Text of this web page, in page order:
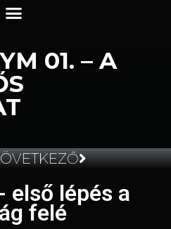
01. – A
első lépés a
felé